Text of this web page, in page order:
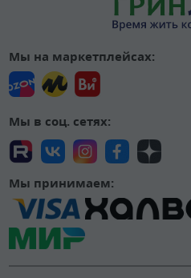
Мы на маркетплейсах:
Мы в соц. сетях:
Мы принимаем: